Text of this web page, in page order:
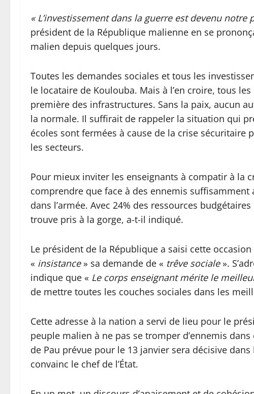
« L’investissement dans la guerre est devenu notre
président de la République malienne en se
malien depuis quelques jours.
Toutes les demandes sociales et tous les
le locataire de Koulouba. Mais à l’en croire, tous
première des infrastructures. Sans la paix, aucun
la normale. Il suffirait de rappeler la situation qui
écoles sont fermées à cause de la crise
les secteurs.
Pour mieux inviter les enseignants à compatir à la
comprendre que face à des ennemis suffisamment
dans l’armée. Avec 24% des ressources
trouve pris à la gorge, a-t-il indiqué.
Le président de la République a saisi cette
« insistance» sa demande de « trêve sociale».
indique que « Le corps enseignant mérite le
de mettre toutes les couches sociales dans les
Cette adresse à la nation a servi de lieu pour le
peuple malien à ne pas se tromper d’ennemis
de Pau prévue pour le 13 janvier sera décisive
convainc le chef de l’État.